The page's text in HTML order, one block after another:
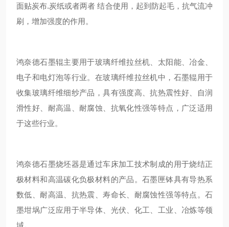
面贴炭布.炭纸或者两者 结合使用，起到防起毛，抗气流冲
刷，增加强度的作用。
鸿奈德石墨辊主要用于玻璃纤维拉丝机、太阳能、冶金、
电子和电灯泡等行业。在玻璃纤维拉丝机中，石墨辊用于
收集玻璃纤维细纱产品，具有强度高、抗热震性好、自润
滑性好、耐高温、耐腐蚀、抗氧化性强等特点，广泛适用
于这些行业。
鸿奈德石墨烧坯器是通过车床加工技术制成的用于烧结正
极材料和高温碳化负极材料的产品。石墨匣钵具有导热系
数低、耐高温、抗热震、寿命长、耐腐蚀性强等特点。石
墨坩埚广泛应用于半导体、光伏、化工、工业、冶炼等领
域。